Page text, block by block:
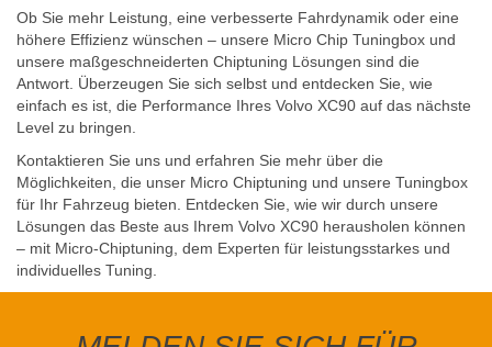
Ob Sie mehr Leistung, eine verbesserte Fahrdynamik oder eine
höhere Effizienz wünschen – unsere Micro Chip Tuningbox und
unsere maßgeschneiderten Chiptuning Lösungen sind die
Antwort. Überzeugen Sie sich selbst und entdecken Sie, wie
einfach es ist, die Performance Ihres Volvo XC90 auf das nächste
Level zu bringen.
Kontaktieren Sie uns und erfahren Sie mehr über die
Möglichkeiten, die unser Micro Chiptuning und unsere Tuningbox
für Ihr Fahrzeug bieten. Entdecken Sie, wie wir durch unsere
Lösungen das Beste aus Ihrem Volvo XC90 herausholen können
– mit Micro-Chiptuning, dem Experten für leistungsstarkes und
individuelles Tuning.